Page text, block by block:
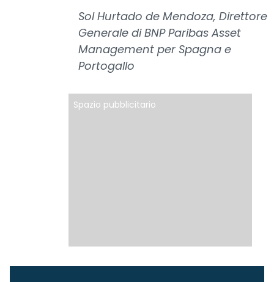
Sol Hurtado de Mendoza, Direttore
Generale di BNP Paribas Asset
Management per Spagna e
Portogallo
Spazio pubblicitario